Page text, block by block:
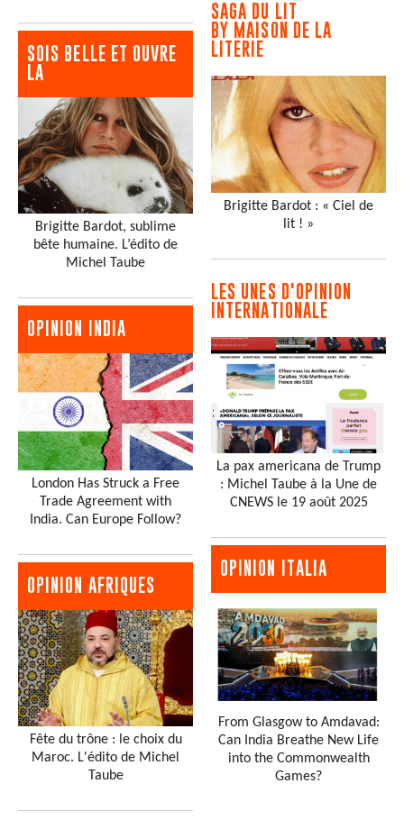
SOIS BELLE ET OUVRE
LA
Brigitte Bardot, sublime
bête humaine. L’édito de
Michel Taube
OPINION INDIA
London Has Struck a Free
Trade Agreement with
India. Can Europe Follow?
OPINION AFRIQUES
Fête du trône : le choix du
Maroc. L'édito de Michel
Taube
SAGA DU LIT
BY MAISON DE LA
LITERIE
Brigitte Bardot : « Ciel de
lit ! »
LES UNES D'OPINION
INTERNATIONALE
La pax americana de Trump
: Michel Taube à la Une de
CNEWS le 19 août 2025
OPINION ITALIA
From Glasgow to Amdavad:
Can India Breathe New Life
into the Commonwealth
Games?